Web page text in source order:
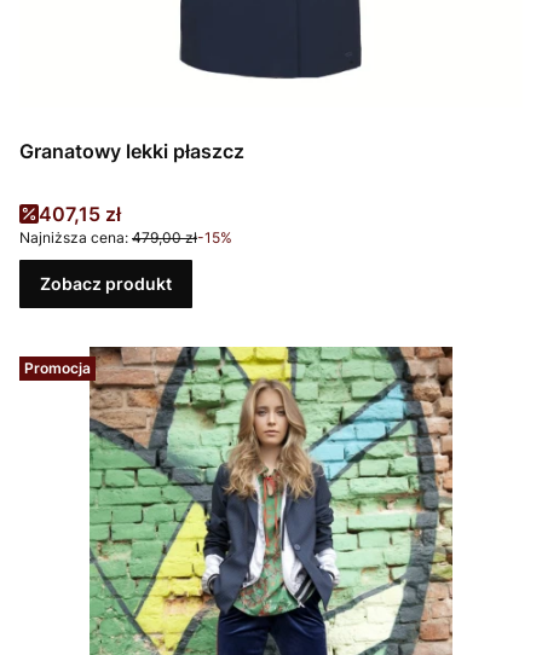
Granatowy lekki płaszcz
Cena promocyjna
407,15 zł
Najniższa cena: 479,00 zł-15%
Zobacz produkt
Promocja